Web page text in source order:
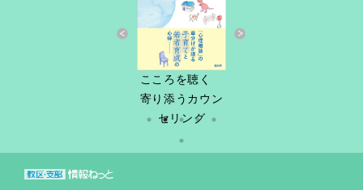
こころを聴く
寄り添うカウン
セリング